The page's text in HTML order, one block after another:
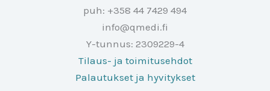
puh: +358 44 7429 494
info@qmedi.fi
Y-tunnus: 2309229-4
Tilaus- ja toimitusehdot
Palautukset ja hyvitykset